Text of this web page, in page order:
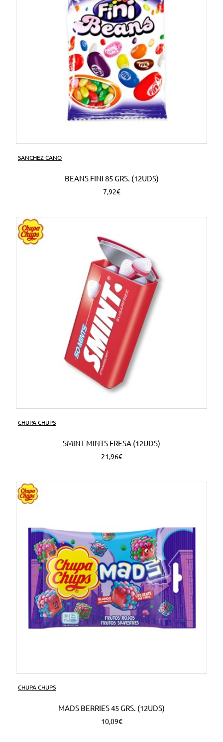
SANCHEZ CANO
BEANS FINI 85 GRS. (12UDS)
7,92€
CHUPA CHUPS
SMINT MINTS FRESA (12UDS)
21,96€
CHUPA CHUPS
MADS BERRIES 45 GRS. (12UDS)
10,09€